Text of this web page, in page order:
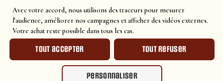
Avec votre accord, nous utilisons des traceurs pour mesurer
l'audience, améliorer nos campagnes et afficher des vidéos externes.
Votre achat reste possible dans tous les cas.
Tout accepter Tout refuser
Personnaliser